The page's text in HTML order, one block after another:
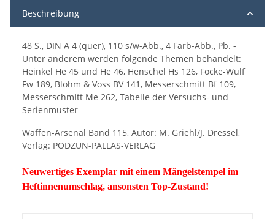
Beschreibung
48 S., DIN A 4 (quer), 110 s/w-Abb., 4 Farb-Abb., Pb. -
Unter anderem werden folgende Themen behandelt:
Heinkel He 45 und He 46, Henschel Hs 126, Focke-Wulf
Fw 189, Blohm & Voss BV 141, Messerschmitt Bf 109,
Messerschmitt Me 262, Tabelle der Versuchs- und
Serienmuster
Waffen-Arsenal Band 115, Autor: M. Griehl/J. Dressel,
Verlag: PODZUN-PALLAS-VERLAG
Neuwertiges Exemplar mit einem Mängelstempel im
Heftinnenumschlag, ansonsten Top-Zustand!